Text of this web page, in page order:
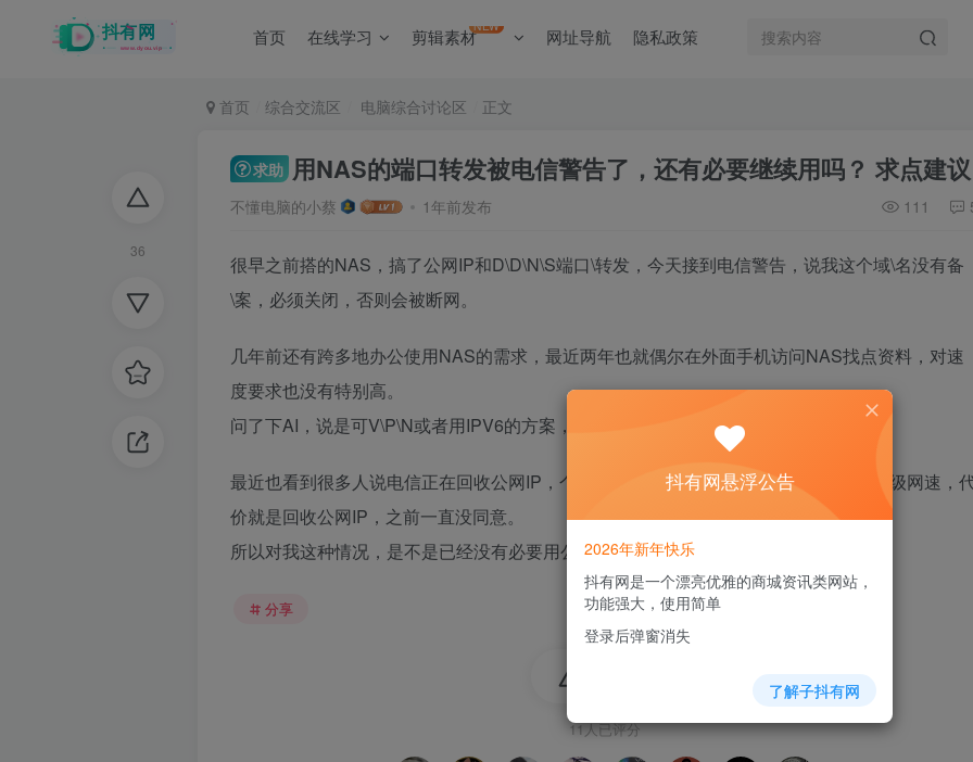
首页 在线学习 剪辑素材NEW 网址导航 隐私政策
36
首页 综合交流区 电脑综合讨论区 正文
求助 用NAS的端口转发被电信警告了，还有必要继续用吗？ 求点建议
不懂电脑的小蔡 1年前发布 111
很早之前搭的NAS，搞了公网IP和D\D\N\S端口\转发，今天接到电信警告，说我这个域\名没有备
\案，必须关闭，否则会被断网。
几年前还有跨多地办公使用NAS的需求，最近两年也就偶尔在外面手机访问NAS找点资料，对速
度要求也没有特别高。
问了下AI，说是可V\P\N或者用IPV6的方案，建议我先断了端口\转发。
最近也看到很多人说电信正在回收公网IP，个人用户的迟早回收。电信几次电话让我升级网速，
价就是回收公网IP，之前一直没同意。
所以对我这种情况，是不是已经没有必要用公网IP了？
分享
11人已评分
抖有网悬浮公告
2026年新年快乐
抖有网是一个漂亮优雅的商城资讯类网站，
功能强大，使用简单
登录后弹窗消失
了解子抖有网